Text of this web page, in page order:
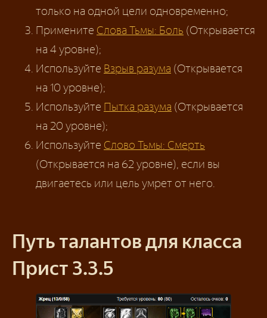
только на одной цели одновременно;
Примените Слова Тьмы: Боль (Открывается
на 4 уровне);
Используйте Взрыв разума (Открывается
на 10 уровне);
Используйте Пытка разума (Открывается
на 20 уровне);
Используйте Слово Тьмы: Смерть
(Открывается на 62 уровне), если вы
двигаетесь или цель умрет от него.
Путь талантов для класса
Прист 3.3.5